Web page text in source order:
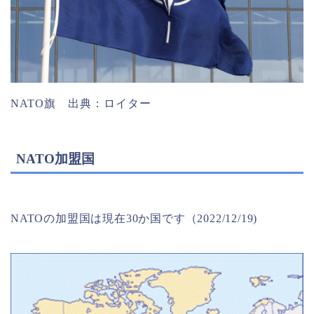
NATO旗 出典：ロイター
NATO加盟国
NATOの加盟国は現在30か国です（2022/12/19)